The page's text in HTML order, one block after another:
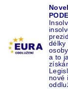
délky
a to
nové